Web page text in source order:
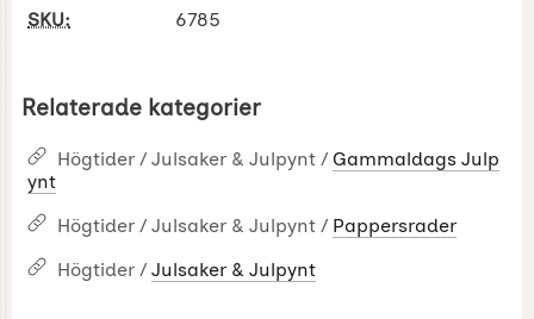
SKU: 6785
Relaterade kategorier
Högtider / Julsaker & Julpynt / Gammaldags Julp
ynt
Högtider / Julsaker & Julpynt / Pappersrader
Högtider / Julsaker & Julpynt